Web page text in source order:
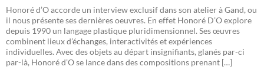
Honoré d’O accorde un interview exclusif dans son atelier à Gand, ou
il nous présente ses dernières oeuvres. En effet Honoré D’O explore
depuis 1990 un langage plastique pluridimensionnel. Ses œuvres
combinent lieux d’échanges, interactivités et expériences
individuelles. Avec des objets au départ insignifiants, glanés par-ci
par-là, Honoré d’O se lance dans des compositions prenant […]